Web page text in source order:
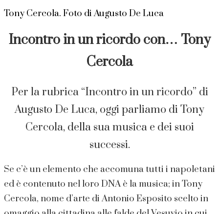
Tony Cercola. Foto di Augusto De Luca
Incontro in un ricordo con… Tony
Cercola
Per la rubrica “Incontro in un ricordo” di
Augusto De Luca, oggi parliamo di Tony
Cercola, della sua musica e dei suoi
successi.
Se c’è un elemento che accomuna tutti i napoletani
ed è contenuto nel loro DNA è la musica; in Tony
Cercola, nome d’arte di Antonio Esposito scelto in